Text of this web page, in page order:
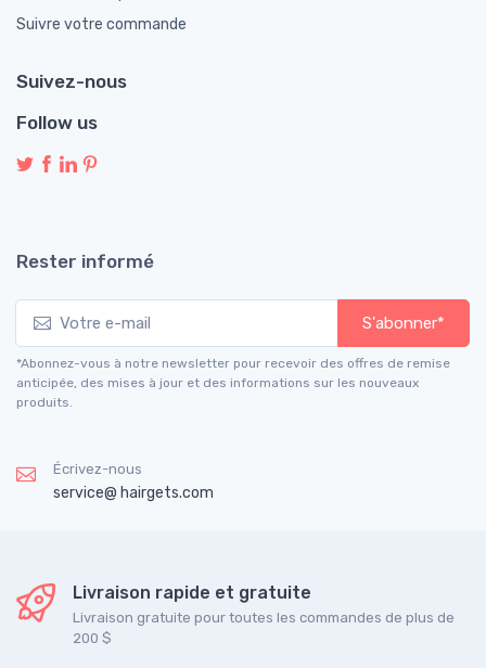
Suivre votre commande
Suivez-nous
Follow us
Rester informé
S'abonner*
*Abonnez-vous à notre newsletter pour recevoir des offres de remise
anticipée, des mises à jour et des informations sur les nouveaux
produits.
Écrivez-nous
service@ hairgets.com
Livraison rapide et gratuite
Livraison gratuite pour toutes les commandes de plus de
200 $